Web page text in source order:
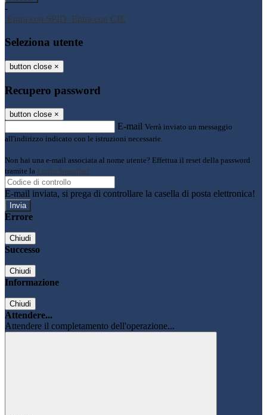
-
Entra con SPID Entra con CIE
Seleziona utente
button close ×
Recupero password
button close ×
E-mail Verrà inviato un messaggio
all'indirizzo indicato con le istruzioni necessarie.
Non hai una e-mail associata al nome utente? Effettua il reset della password
tramite la Login Spaggiari
E-mail inviata, si prega di controllare la casella di posta elettronica!
Errore
Chiudi
Successo
Chiudi
Informazione
Chiudi
Attendere...
Attendere il completamento dell'operazione...